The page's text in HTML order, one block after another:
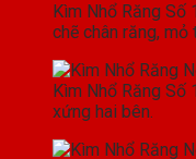
Kìm Nhổ Răng
chẽ chân răng, mỏ
Kìm Nhổ Răng Số
xứng hai bên.